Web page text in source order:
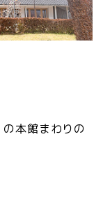
本館まわりの